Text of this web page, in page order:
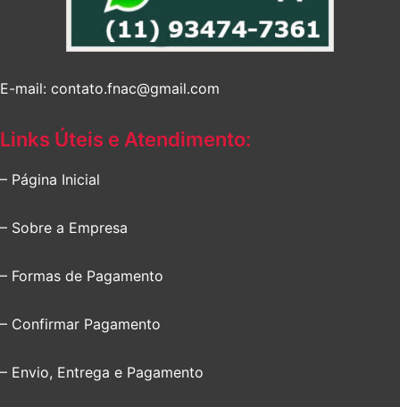
E-mail: contato.fnac@gmail.com
Links Úteis e Atendimento:
– Página Inicial
– Sobre a Empresa
– Formas de Pagamento
– Confirmar Pagamento
– Envio, Entrega e Pagamento